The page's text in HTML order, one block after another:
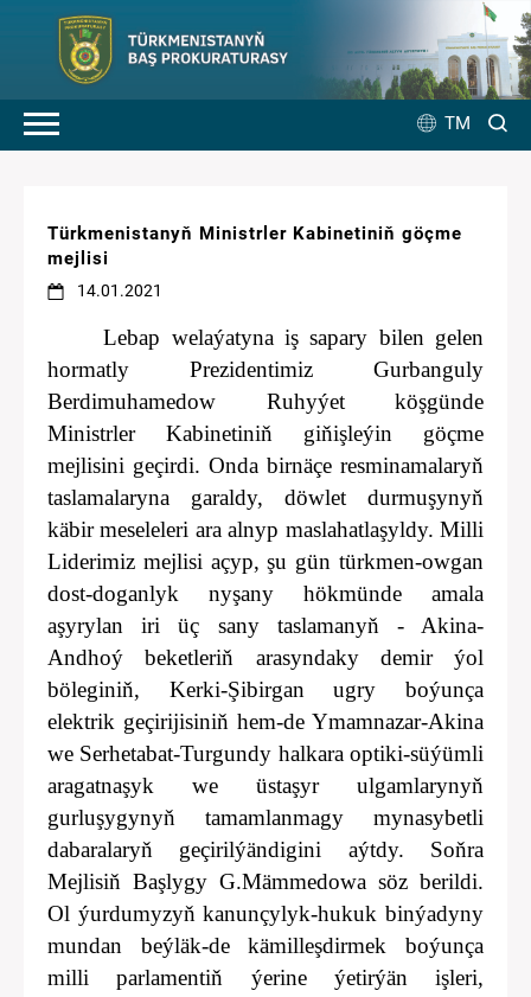
TM
Türkmenistanyň Ministrler Kabinetiniň göçme
mejlisi
14.01.2021
Lebap welaýatyna iş sapary bilen gelen
hormatly Prezidentimiz Gurbanguly
Berdimuhamedow Ruhyýet köşgünde
Ministrler Kabinetiniň giňişleýin göçme
mejlisini geçirdi. Onda birnäçe resminamalaryň
taslamalaryna garaldy, döwlet durmuşynyň
käbir meseleleri ara alnyp maslahatlaşyldy. Milli
Liderimiz mejlisi açyp, şu gün türkmen-owgan
dost-doganlyk nyşany hökmünde amala
aşyrylan iri üç sany taslamanyň - Akina-
Andhoý beketleriň arasyndaky demir ýol
böleginiň, Kerki-Şibirgan ugry boýunça
elektrik geçirijisiniň hem-de Ymamnazar-Akina
we Serhetabat-Turgundy halkara optiki-süýümli
aragatnaşyk we üstaşyr ulgamlarynyň
gurluşygynyň tamamlanmagy mynasybetli
dabaralaryň geçirilýändigini aýtdy. Soňra
Mejlisiň Başlygy G.Mämmedowa söz berildi.
Ol ýurdumyzyň kanunçylyk-hukuk binýadyny
mundan beýläk-de kämilleşdirmek boýunça
milli parlamentiň ýerine ýetirýän işleri,